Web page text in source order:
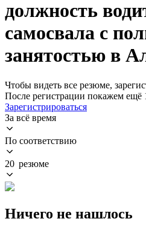
должность
самосвала с
занятостью в
Чтобы видеть все резюме,
После регистрации покажем ещё
Зарегистрироваться
За всё время
По соответствию
20 резюме
Ничего не нашлось